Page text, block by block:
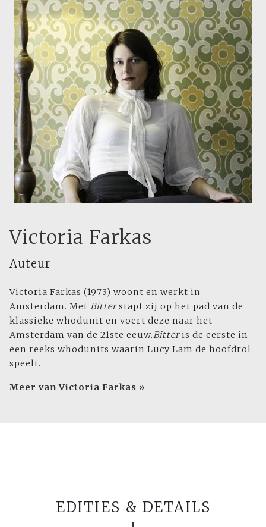
Victoria Farkas
Auteur
Victoria Farkas (1973) woont en werkt in
Amsterdam. Met Bitterstapt zij op het pad van de
klassieke whodunit en voert deze naar het
Amsterdam van de 21ste eeuw.Bitteris de eerste in
een reeks whodunits waarin Lucy Lam de hoofdrol
speelt.
Meer van Victoria Farkas »
EDITIES & DETAILS